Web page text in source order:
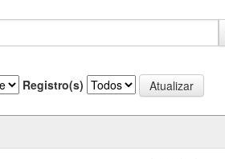
Registro(s)